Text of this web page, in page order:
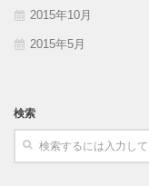
2015年10月
2015年5月
検索